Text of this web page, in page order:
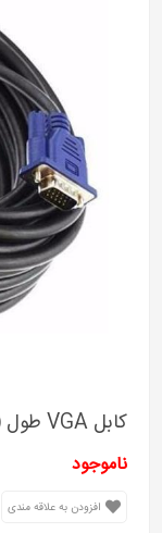
کابل VGA طول ( 20 متر )
ناموجود
افزودن به علاقه مندی